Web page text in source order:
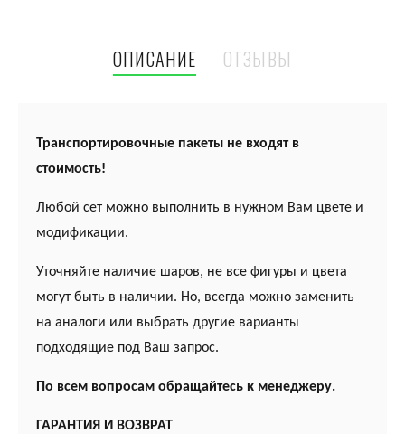
ОПИСАНИЕ ОТЗЫВЫ
Транспортировочные пакеты не входят в
стоимость!
Любой сет можно выполнить в нужном Вам цвете и
модификации.
Уточняйте наличие шаров, не все фигуры и цвета
могут быть в наличии. Но, всегда можно заменить
на аналоги или выбрать другие варианты
подходящие под Ваш запрос.
По всем вопросам обращайтесь к менеджеру.
ГАРАНТИЯ И ВОЗВРАТ